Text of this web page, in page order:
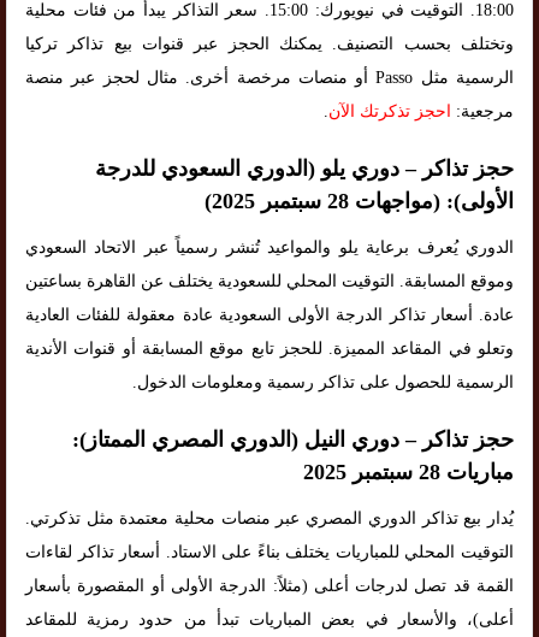
18:00. التوقيت في نيويورك: 15:00. سعر التذاكر يبدأ من فئات محلية
وتختلف بحسب التصنيف. يمكنك الحجز عبر قنوات بيع تذاكر تركيا
الرسمية مثل Passo أو منصات مرخصة أخرى. مثال لحجز عبر منصة
مرجعية:
احجز تذكرتك الآن.
حجز تذاكر – دوري يلو (الدوري السعودي للدرجة
الأولى): (مواجهات 28 سبتمبر 2025)
الدوري يُعرف برعاية يلو والمواعيد تُنشر رسمياً عبر الاتحاد السعودي
وموقع المسابقة. التوقيت المحلي للسعودية يختلف عن القاهرة بساعتين
عادة. أسعار تذاكر الدرجة الأولى السعودية عادة معقولة للفئات العادية
وتعلو في المقاعد المميزة. للحجز تابع موقع المسابقة أو قنوات الأندية
الرسمية للحصول على تذاكر رسمية ومعلومات الدخول.
حجز تذاكر – دوري النيل (الدوري المصري الممتاز):
مباريات 28 سبتمبر 2025
يُدار بيع تذاكر الدوري المصري عبر منصات محلية معتمدة مثل تذكرتي.
التوقيت المحلي للمباريات يختلف بناءً على الاستاد. أسعار تذاكر لقاءات
القمة قد تصل لدرجات أعلى (مثلاً: الدرجة الأولى أو المقصورة بأسعار
أعلى)، والأسعار في بعض المباريات تبدأ من حدود رمزية للمقاعد